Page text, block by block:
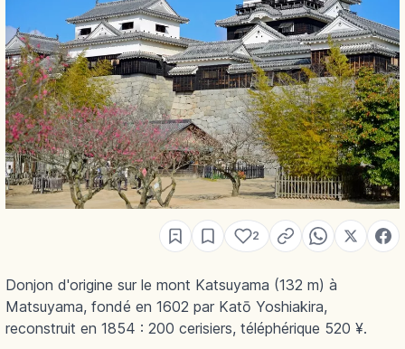
2
Donjon d'origine sur le mont Katsuyama (132 m) à
Matsuyama, fondé en 1602 par Katō Yoshiakira,
reconstruit en 1854 : 200 cerisiers, téléphérique 520 ¥.